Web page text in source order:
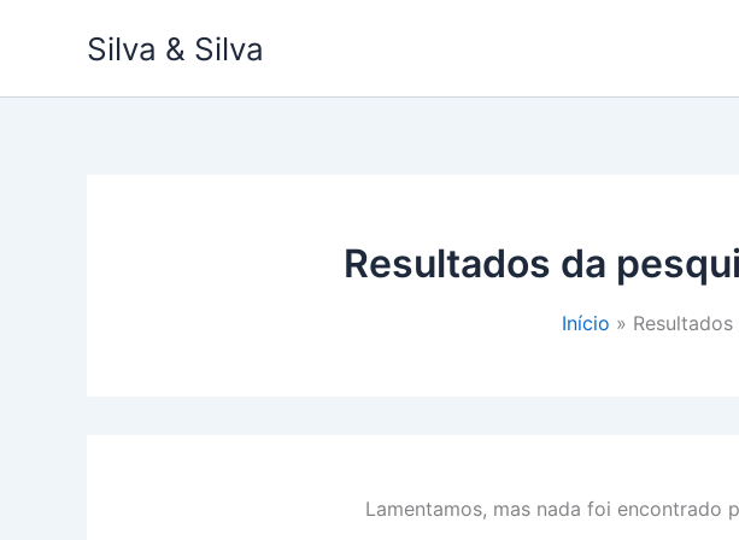
Silva & Silva
Resultados da
Início
Lamentamos, mas nada foi encontrado